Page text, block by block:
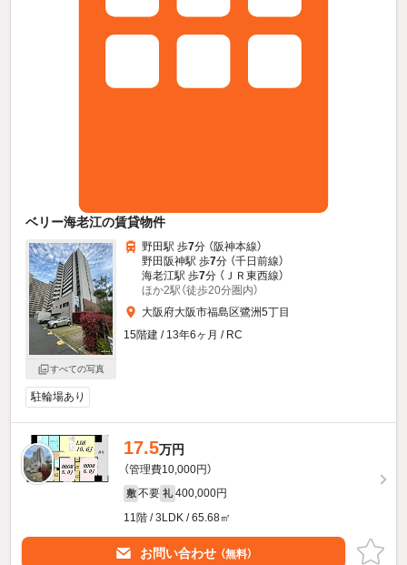
ベリー海老江の賃貸物件
すべての写真
野田駅 歩7分 （阪神本線）
野田阪神駅 歩7分 （千日前線）
海老江駅 歩7分 （ＪＲ東西線）
ほか2駅（徒歩20分圏内）
大阪府大阪市福島区鷺洲5丁目
15階建 / 13年6ヶ月 / RC
駐輪場あり
17.5万円
（管理費10,000円）
敷 不要 礼 400,000円
11階 / 3LDK / 65.68㎡
お問い合わせ （無料）